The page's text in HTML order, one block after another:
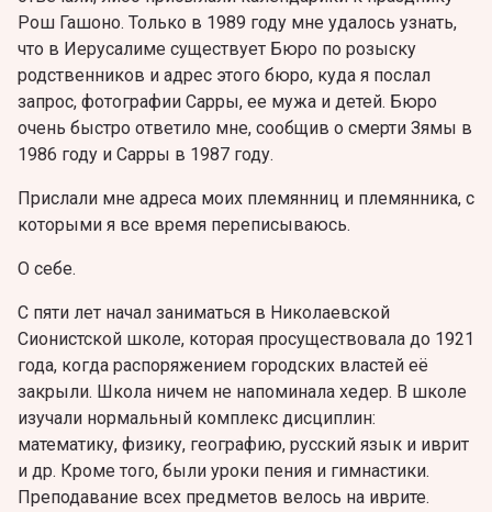
Рош Гашоно. Только в 1989 году мне удалось узнать,
что в Иерусалиме существует Бюро по розыску
родственников и адрес этого бюро, куда я послал
запрос, фотографии Сарры, ее мужа и детей. Бюро
очень быстро ответило мне, сообщив о смерти Зямы в
1986 году и Сарры в 1987 году.
Прислали мне адреса моих племянниц и племянника, с
которыми я все время переписываюсь.
O себе.
С пяти лет начал заниматься в Николаевской
Сионистской школе, которая просуществовала до 1921
года, когда распоряжением городских властей её
закрыли. Школа ничем не напоминала хедер. В школе
изучали нормальный комплекс дисциплин:
математику, физику, географию, русский язык и иврит
и др. Кроме того, были уроки пения и гимнастики.
Преподавание всех предметов велось на иврите.